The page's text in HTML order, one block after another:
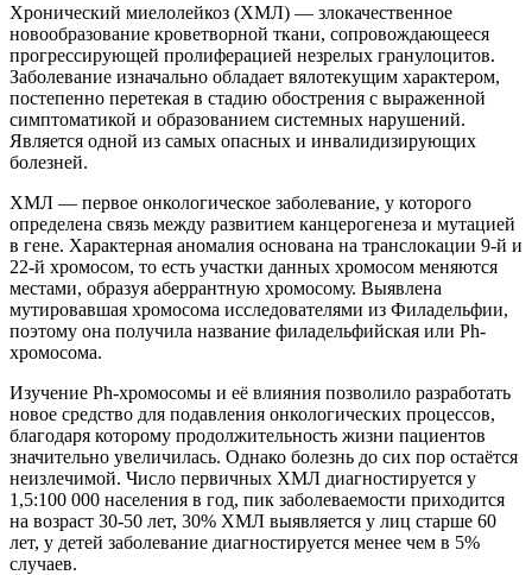
Хронический миелолейкоз (ХМЛ) — злокачественное
новообразование кроветворной ткани, сопровождающееся
прогрессирующей пролиферацией незрелых гранулоцитов.
Заболевание изначально обладает вялотекущим характером,
постепенно перетекая в стадию обострения с выраженной
симптоматикой и образованием системных нарушений.
Является одной из самых опасных и инвалидизирующих
болезней.
ХМЛ — первое онкологическое заболевание, у которого
определена связь между развитием канцерогенеза и мутацией
в гене. Характерная аномалия основана на транслокации 9-й и
22-й хромосом, то есть участки данных хромосом меняются
местами, образуя аберрантную хромосому. Выявлена
мутировавшая хромосома исследователями из Филадельфии,
поэтому она получила название филадельфийская или Ph-
хромосома.
Изучение Ph-хромосомы и её влияния позволило разработать
новое средство для подавления онкологических процессов,
благодаря которому продолжительность жизни пациентов
значительно увеличилась. Однако болезнь до сих пор остаётся
неизлечимой. Число первичных ХМЛ диагностируется у
1,5:100 000 населения в год, пик заболеваемости приходится
на возраст 30-50 лет, 30% ХМЛ выявляется у лиц старше 60
лет, у детей заболевание диагностируется менее чем в 5%
случаев.